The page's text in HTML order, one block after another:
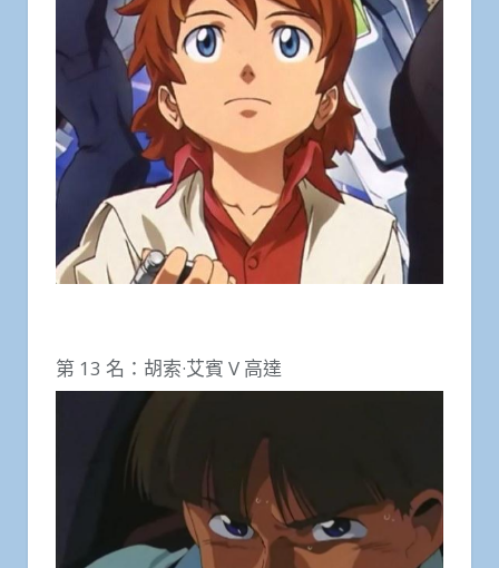
第 13 名：胡索·艾賓 V 高達